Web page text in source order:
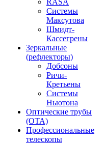
RASA
Системы
Максутова
Шмидт-
Кассегрены
Зеркальные
(рефлекторы)
Добсоны
Ричи-
Кретьены
Системы
Ньютона
Оптические трубы
(OTA)
Профессиональные
телескопы